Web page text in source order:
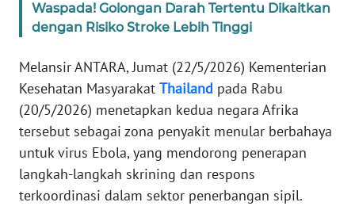
Waspada! Golongan Darah Tertentu Dikaitkan
dengan Risiko Stroke Lebih Tinggi
Melansir ANTARA, Jumat (22/5/2026) Kementerian
Kesehatan Masyarakat Thailand pada Rabu
(20/5/2026) menetapkan kedua negara Afrika
tersebut sebagai zona penyakit menular berbahaya
untuk virus Ebola, yang mendorong penerapan
langkah-langkah skrining dan respons
terkoordinasi dalam sektor penerbangan sipil.
SIBER
KARIR
DISCLAIMER
Wahana
News